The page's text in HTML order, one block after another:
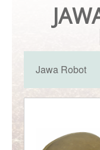
KONTAKT
Jawa Robot